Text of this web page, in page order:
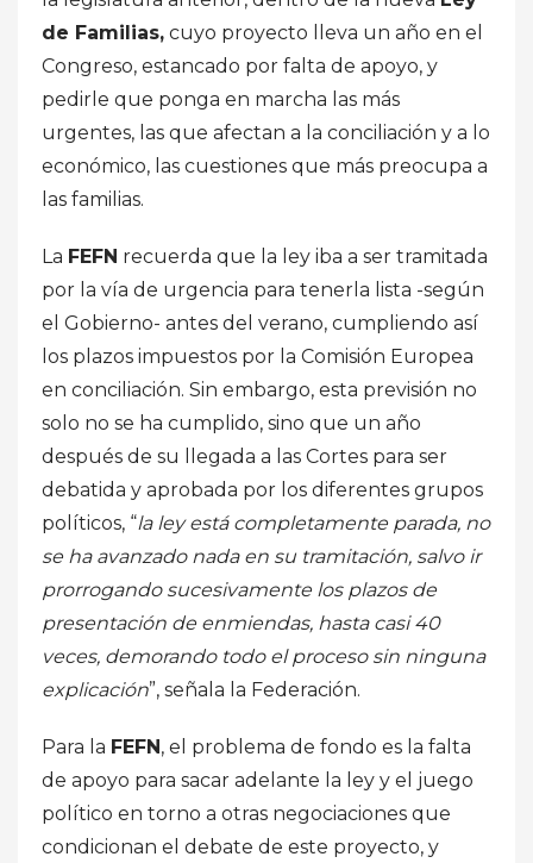
de Familias, cuyo proyecto lleva un año en el
Congreso, estancado por falta de apoyo, y
pedirle que ponga en marcha las más
urgentes, las que afectan a la conciliación y a lo
económico, las cuestiones que más preocupa a
las familias.
La FEFN recuerda que la ley iba a ser tramitada
por la vía de urgencia para tenerla lista -según
el Gobierno- antes del verano, cumpliendo así
los plazos impuestos por la Comisión Europea
en conciliación. Sin embargo, esta previsión no
solo no se ha cumplido, sino que un año
después de su llegada a las Cortes para ser
debatida y aprobada por los diferentes grupos
políticos, “la ley está completamente parada, no
se ha avanzado nada en su tramitación, salvo ir
prorrogando sucesivamente los plazos de
presentación de enmiendas, hasta casi 40
veces, demorando todo el proceso sin ninguna
explicación”, señala la Federación.
Para la FEFN, el problema de fondo es la falta
de apoyo para sacar adelante la ley y el juego
político en torno a otras negociaciones que
condicionan el debate de este proyecto, y